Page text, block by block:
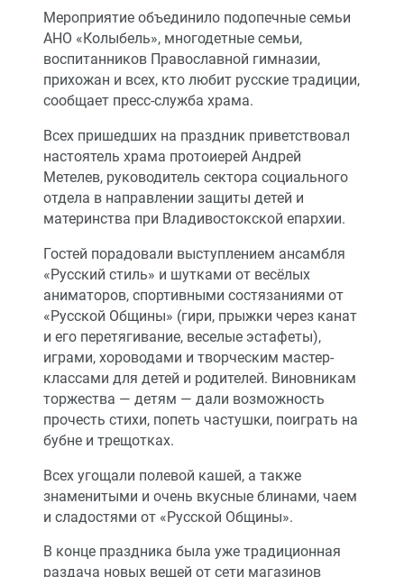
Мероприятие объединило подопечные семьи
АНО «Колыбель», многодетные семьи,
воспитанников Православной гимназии,
прихожан и всех, кто любит русские традиции,
сообщает пресс-служба храма.
Всех пришедших на праздник приветствовал
настоятель храма протоиерей Андрей
Метелев, руководитель сектора социального
отдела в направлении защиты детей и
материнства при Владивостокской епархии.
Гостей порадовали выступлением ансамбля
«Русский стиль» и шутками от весёлых
аниматоров, спортивными состязаниями от
«Русской Общины» (гири, прыжки через канат
и его перетягивание, веселые эстафеты),
играми, хороводами и творческим мастер-
классами для детей и родителей. Виновникам
торжества — детям — дали возможность
прочесть стихи, попеть частушки, поиграть на
бубне и трещотках.
Всех угощали полевой кашей, а также
знаменитыми и очень вкусные блинами, чаем
и сладостями от «Русской Общины».
В конце праздника была уже традиционная
раздача новых вещей от сети магазинов